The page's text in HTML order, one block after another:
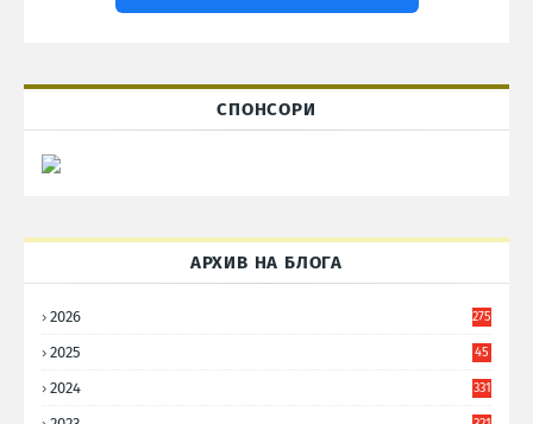
СПОНСОРИ
АРХИВ НА БЛОГА
2026 275
2025
45
2024 331